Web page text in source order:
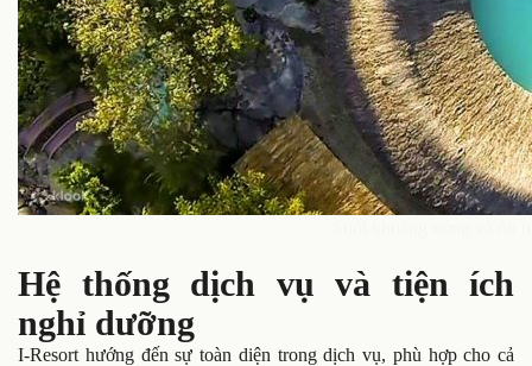
Hệ thống dịch vụ và tiện ích
nghỉ dưỡng
I-Resort hướng đến sự toàn diện trong dịch vụ, phù hợp cho cả